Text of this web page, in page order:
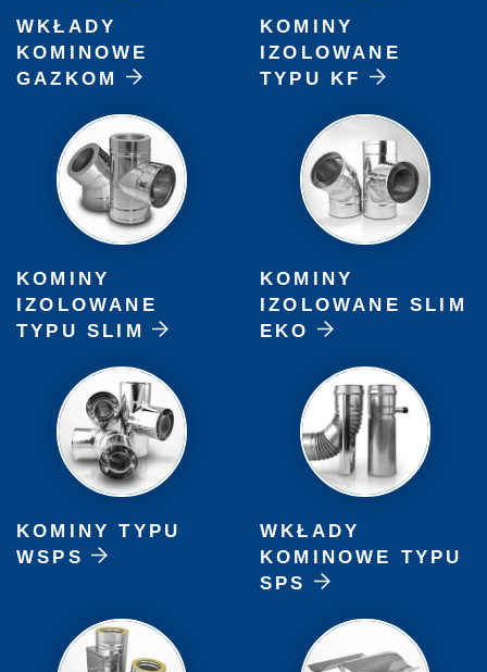
WKŁADY
KOMINOWE
GAZKOM
KOMINY
IZOLOWANE
TYPU KF
KOMINY
IZOLOWANE
TYPU SLIM
KOMINY
IZOLOWANE SLIM
EKO
KOMINY TYPU
WSPS
WKŁADY
KOMINOWE TYPU
SPS